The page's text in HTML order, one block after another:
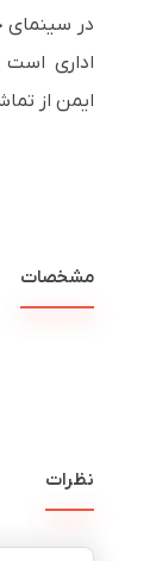
در سینمای
اداری
ایمن از
مشخصات
نظرات